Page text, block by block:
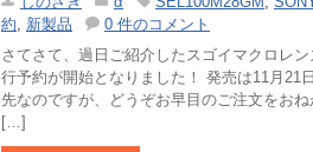
約
新製品
0 件のコメント
さてさて、過日ご紹介したスゴイマクロレ
行予約が開始となりました！ 発売は11月21
先なのですが、どうぞお早目のご注文をお
[…]